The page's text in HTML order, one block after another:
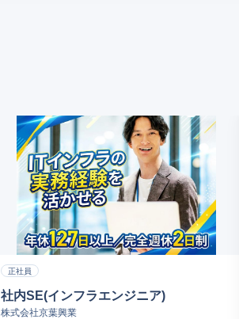
正社員
社内SE(インフラエンジニア)
株式会社京葉興業